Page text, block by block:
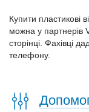
Купити пластикові
можна у партнерів
сторінці. Фахівці
телефону.